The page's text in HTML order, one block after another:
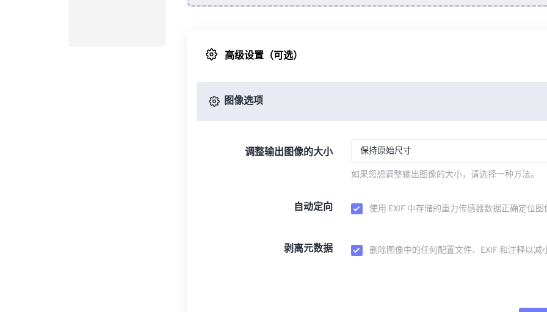
高级设置（可选）
图像选项
调整输出图像的大小 保持原始尺寸
如果您想调整输出图像的大小，请选择一种方法。
自动定向 使用 EXIF 中存储的重力传感器数据正确定位图
剥离元数据 删除图像中的任何配置文件、EXIF 和注释以减